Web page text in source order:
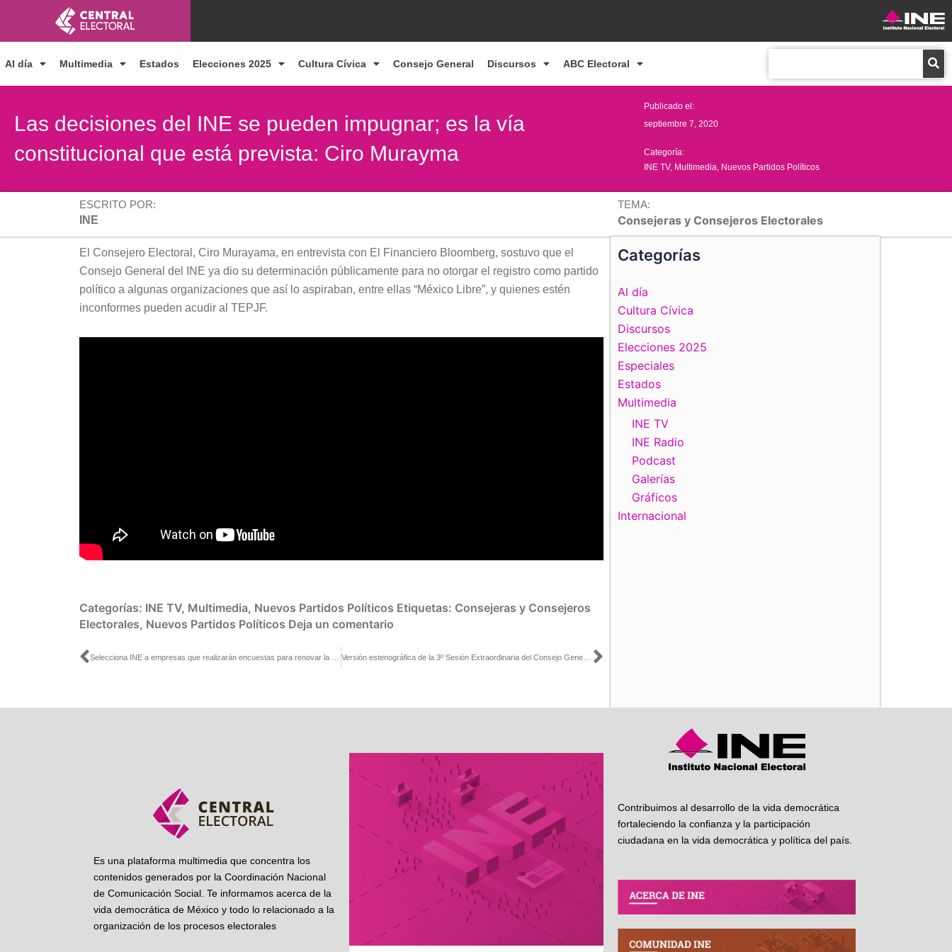
contenido
Al día Multimedia Estados Elecciones 2025 Cultura Cívica Consejo General Discursos ABC Electoral
Las decisiones del INE se pueden impugnar; es la vía
constitucional que está prevista: Ciro Murayma
Publicado el:
septiembre 7, 2020
Categoría:
INE TV, Multimedia Nuevos Partidos Políticos
ESCRITO POR:
INE
TEMA:
Consejeras y Consejeros Electorales
El Consejero Electoral, Ciro Murayama, en entrevista con El Financiero Bloomberg, sostuvo que el
Consejo General del INE ya dio su determinación públicamente para no otorgar el registro como partido
político a algunas organizaciones que así lo aspiraban, entre ellas “México Libre”, y quienes estén
inconformes pueden acudir al TEPJF.
Categorías: INE TV, Multimedia, Nuevos Partidos Políticos Etiquetas: Consejeras y Consejeros
Electorales, Nuevos Partidos Políticos Deja un comentario
Ant Siguiente
Categorías
Al día
Cultura Cívica
Discursos
Elecciones 2025
Especiales
Estados
Multimedia
INE TV
INE Radio
Podcast
Galerías
Gráficos
Internacional
Es una plataforma multimedia que concentra los
contenidos generados por la Coordinación Nacional
de Comunicación Social. Te informamos acerca de la
vida democrática de México y todo lo relacionado a la
organización de los procesos electorales
Contribuimos al desarrollo de la vida democrática
fortaleciendo la confianza y la participación
ciudadana en la vida democrática y política del país.